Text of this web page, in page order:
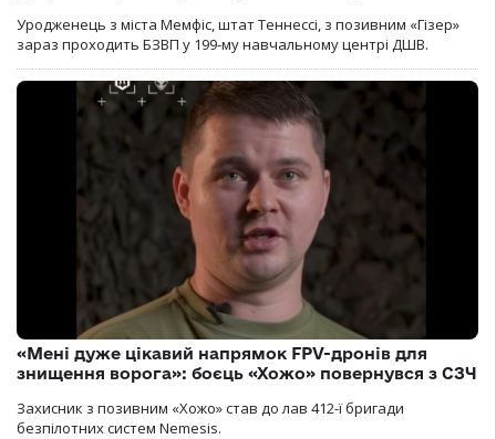
Уродженець з міста Мемфіс, штат Теннессі, з позивним «Гізер»
зараз проходить БЗВП у 199-му навчальному центрі ДШВ.
«Мені дуже цікавий напрямок FPV-дронів для
знищення ворога»: боєць «Хожо» повернувся з СЗЧ
Захисник з позивним «Хожо» став до лав 412-ї бригади
безпілотних систем Nemesis.